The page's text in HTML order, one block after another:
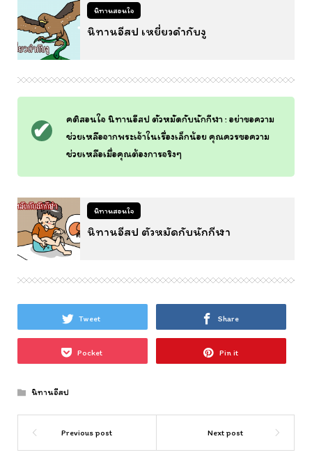
นิทานสอนใจ
นิทานอีสป เหยี่ยวดำกับงู
คติสอนใจ นิทานอีสป ตัวหมัดกับนักกีฬา : อย่าขอความ
ช่วยเหลือจากพระเจ้าในเรื่องเล็กน้อย คุณควรขอความ
ช่วยเหลือเมื่อคุณต้องการจริงๆ
นิทานสอนใจ
นิทานอีสป ตัวหมัดกับนักกีฬา
Tweet Share
Pocket Pin it
นิทานอีสป